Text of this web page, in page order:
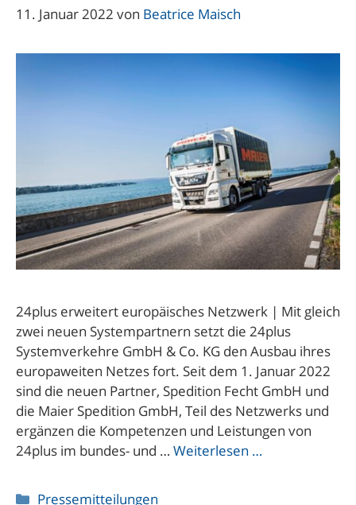
11. Januar 2022 von Beatrice Maisch
24plus erweitert europäisches Netzwerk | Mit gleich
zwei neuen Systempartnern setzt die 24plus
Systemverkehre GmbH & Co. KG den Ausbau ihres
europaweiten Netzes fort. Seit dem 1. Januar 2022
sind die neuen Partner, Spedition Fecht GmbH und
die Maier Spedition GmbH, Teil des Netzwerks und
ergänzen die Kompetenzen und Leistungen von
24plus im bundes- und … Weiterlesen …
Kategorien
Pressemitteilungen